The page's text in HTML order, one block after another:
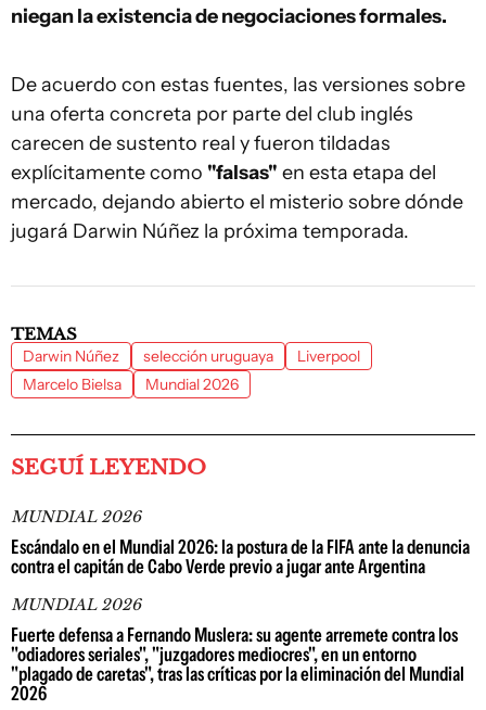
niegan la existencia de negociaciones formales.
De acuerdo con estas fuentes, las versiones sobre
una oferta concreta por parte del club inglés
carecen de sustento real y fueron tildadas
explícitamente como "falsas" en esta etapa del
mercado, dejando abierto el misterio sobre dónde
jugará Darwin Núñez la próxima temporada.
TEMAS
Darwin Núñez selección uruguaya
Liverpool
Marcelo Bielsa
Mundial 2026
SEGUÍ LEYENDO
MUNDIAL 2026
Escándalo en el Mundial 2026: la postura de la FIFA ante la denuncia
contra el capitán de Cabo Verde previo a jugar ante Argentina
MUNDIAL 2026
Fuerte defensa a Fernando Muslera: su agente arremete contra los
"odiadores seriales", "juzgadores mediocres", en un entorno
"plagado de caretas", tras las críticas por la eliminación del Mundial
2026